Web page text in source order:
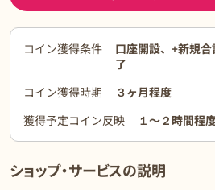
コイン獲得条件
口座開設、+新規
了
コイン獲得時期
３ヶ月程度
獲得予定コイン反映
１〜２時間程
ショップ・サービスの説明